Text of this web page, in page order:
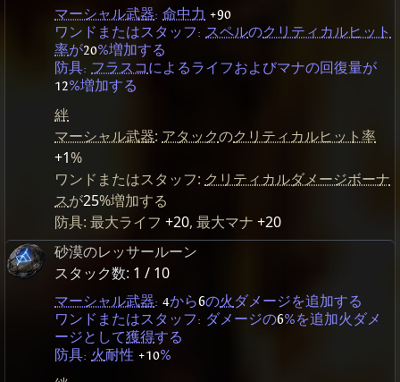
マーシャル武器: 命中力 +90
ワンドまたはスタッフ: スペルのクリティカルヒット
率が20%増加する
防具: フラスコ によるライフおよびマナの回復量が
12%増加する
絆
マーシャル武器: アタックのクリティカルヒット率
+1%
ワンドまたはスタッフ: クリティカルダメージボーナ
スが25%増加する
防具: 最大ライフ +20, 最大マナ +20
砂漠のレッサールーン
スタック数: 1 / 10
マーシャル武器: 4から6の火 ダメージを追加する
ワンドまたはスタッフ: ダメージの6%を追加火ダメ
ージとして獲得する
防具: 火耐性 +10%